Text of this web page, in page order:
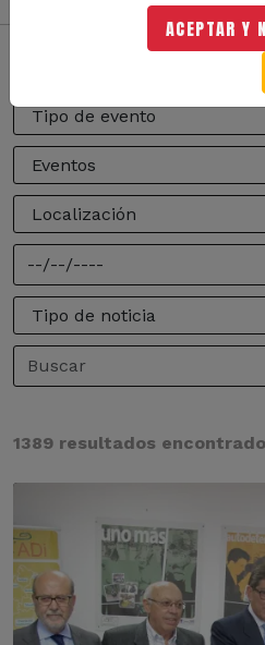
1389 resultados
ACEPTAR Y